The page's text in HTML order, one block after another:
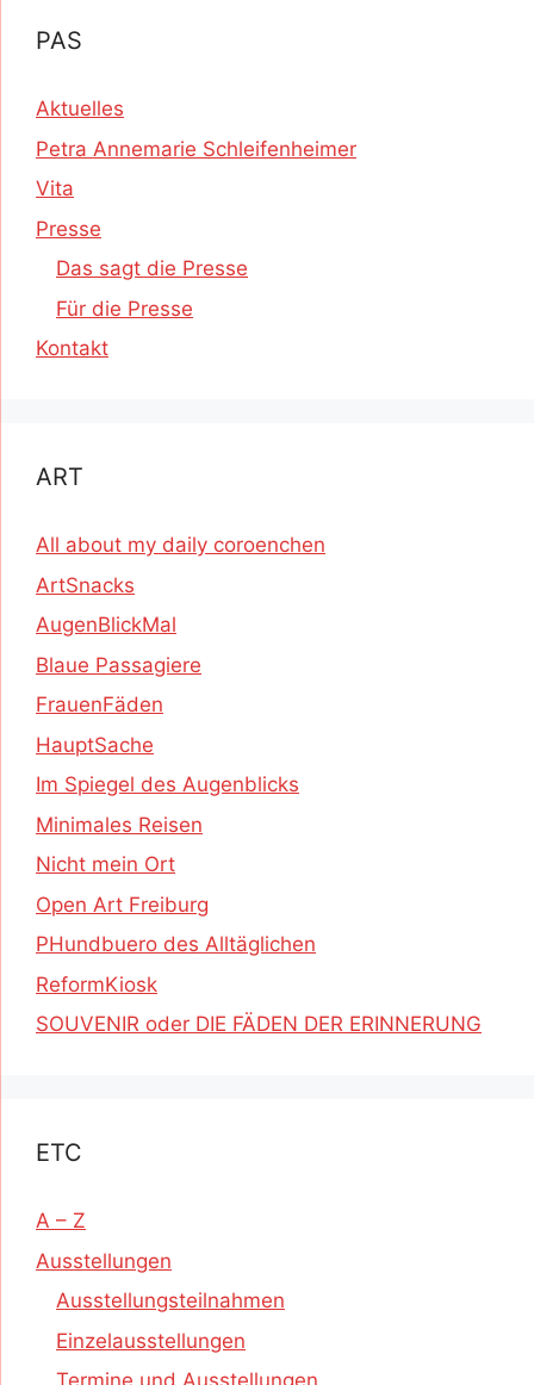
PAS
Aktuelles
Petra Annemarie Schleifenheimer
Vita
Presse
Das sagt die Presse
Für die Presse
Kontakt
ART
All about my daily coroenchen
ArtSnacks
AugenBlickMal
Blaue Passagiere
FrauenFäden
HauptSache
Im Spiegel des Augenblicks
Minimales Reisen
Nicht mein Ort
Open Art Freiburg
PHundbuero des Alltäglichen
ReformKiosk
SOUVENIR oder DIE FÄDEN DER ERINNERUNG
ETC
A – Z
Ausstellungen
Ausstellungsteilnahmen
Einzelausstellungen
Termine und Ausstellungen